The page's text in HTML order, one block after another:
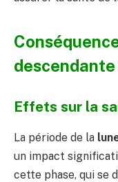
Effets sur la
La période de la
un impact
cette phase, qui se